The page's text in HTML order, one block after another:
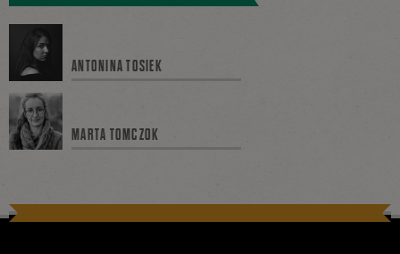
ANTONINA TOSIEK
MARTA TOMCZOK